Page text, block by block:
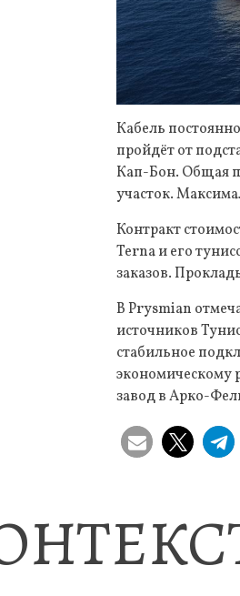
Кабель
пройдёт от
Кап-Бон. Общая
участок.
Контракт
Terna и его
заказов.
В Prysmian
источников
стабильное
экономическому
завод в Арко-